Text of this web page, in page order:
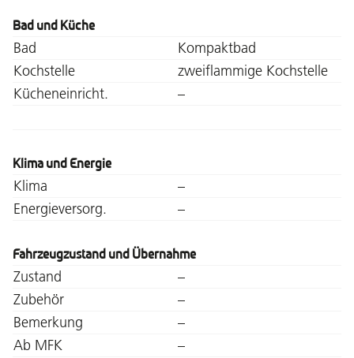
Bad und Küche
Bad
Kompaktbad
Kochstelle
zweiflammige Kochstelle
Kücheneinricht.
–
Klima und Energie
Klima
–
Energieversorg.
–
Fahrzeugzustand und Übernahme
Zustand
–
Zubehör
–
Bemerkung
–
Ab MFK
–